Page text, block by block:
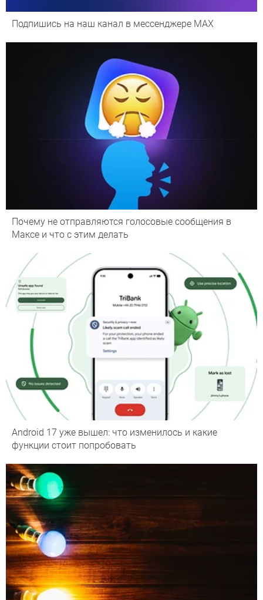
Подпишись на наш канал в мессенджере МАХ
Почему не отправляются голосовые сообщения в
Максе и что с этим делать
Android 17 уже вышел: что изменилось и какие
функции стоит попробовать